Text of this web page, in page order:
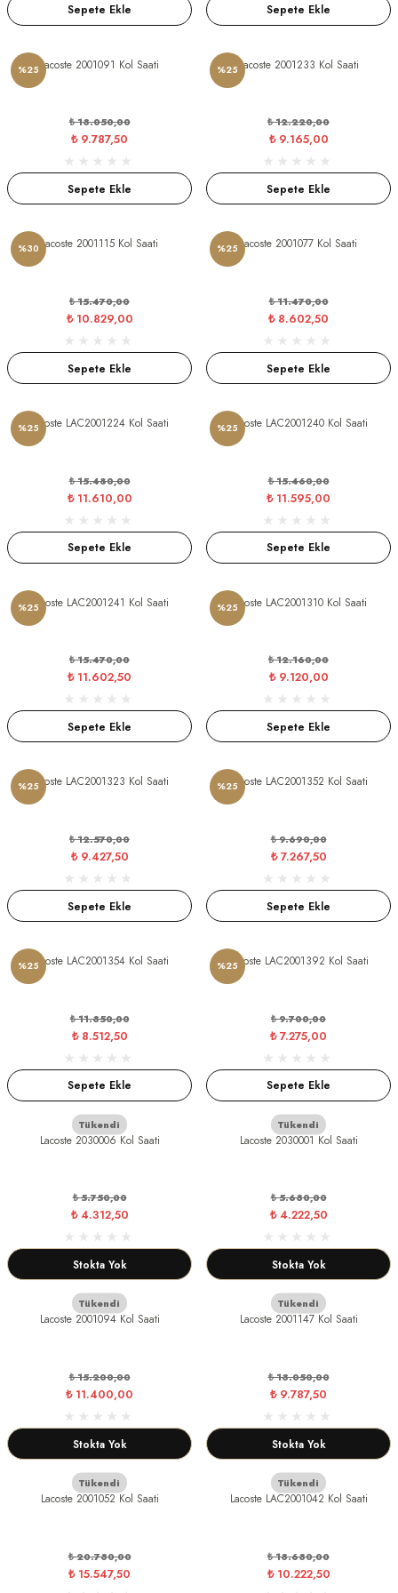
Sepete Ekle Sepete Ekle
%25 Lacoste 2001091 Kol Saati
₺ 13.050,00
₺ 9.787,50
Sepete Ekle
%25 Lacoste 2001233 Kol Saati
₺ 12.220,00
₺ 9.165,00
Sepete Ekle
%30 Lacoste 2001115 Kol Saati
₺ 15.470,00
₺ 10.829,00
Sepete Ekle
%25 Lacoste 2001077 Kol Saati
₺ 11.470,00
₺ 8.602,50
Sepete Ekle
%25Lacoste LAC2001224 Kol Saati
₺ 15.480,00
₺ 11.610,00
Sepete Ekle
%25Lacoste LAC2001240 Kol Saati
₺ 15.460,00
₺ 11.595,00
Sepete Ekle
%25Lacoste LAC2001241 Kol Saati
₺ 15.470,00
₺ 11.602,50
Sepete Ekle
%25Lacoste LAC2001310 Kol Saati
₺ 12.160,00
₺ 9.120,00
Sepete Ekle
%25Lacoste LAC2001323 Kol Saati
₺ 12.570,00
₺ 9.427,50
Sepete Ekle
%25Lacoste LAC2001352 Kol Saati
₺ 9.690,00
₺ 7.267,50
Sepete Ekle
%25Lacoste LAC2001354 Kol Saati
₺ 11.350,00
₺ 8.512,50
Sepete Ekle
%25Lacoste LAC2001392 Kol Saati
₺ 9.700,00
₺ 7.275,00
Sepete Ekle
Tükendi
Lacoste 2030006 Kol Saati
₺ 5.750,00
₺ 4.312,50
Stokta Yok
Tükendi
Lacoste 2030001 Kol Saati
₺ 5.630,00
₺ 4.222,50
Stokta Yok
Tükendi
Lacoste 2001094 Kol Saati
₺ 15.200,00
₺ 11.400,00
Stokta Yok
Tükendi
Lacoste 2001147 Kol Saati
₺ 13.050,00
₺ 9.787,50
Stokta Yok
Tükendi
Lacoste 2001052 Kol Saati
₺ 20.730,00
₺ 15.547,50
Tükendi
Lacoste LAC2001042 Kol Saati
₺ 13.630,00
₺ 10.222,50
WATCH
WATCH